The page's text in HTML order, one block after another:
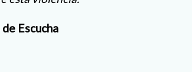
Escucha